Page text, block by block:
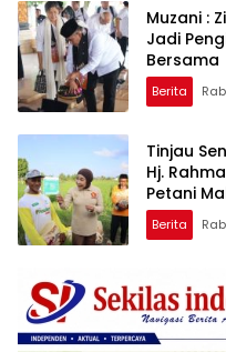
Muzani :
Jadi
Bersama
Berita
Tinjau
Hj.
Petani
Berita